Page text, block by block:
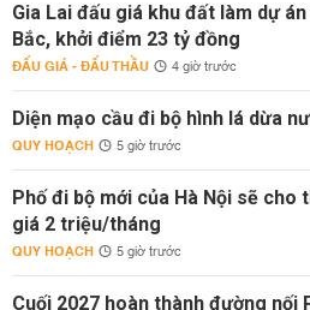
Gia Lai đấu giá khu đất làm dự
Bắc, khởi điểm 23 tỷ đồng
ĐẤU GIÁ - ĐẤU THẦU 4 giờ trước
Diện mạo cầu đi bộ hình lá dừa
QUY HOẠCH 5 giờ trước
Phố đi bộ mới của Hà Nội sẽ cho
giá 2 triệu/tháng
QUY HOẠCH 5 giờ trước
Cuối 2027 hoàn thành đường nối